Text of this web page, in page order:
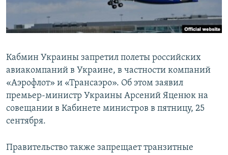
КРЫМ.НЕПОКОРЕННЫЙ
УКРАИНСКАЯ ПРОБЛЕМА КРЫМА
Все сайты RFE/RL
Кабмин Украины запретил полеты российских
авиакомпаний в Украине, в частности компаний
«Аэрофлот» и «Трансаэро». Об этом заявил
премьер-министр Украины Арсений Яценюк на
совещании в Кабинете министров в пятницу, 25
сентября.
Правительство также запрещает транзитные